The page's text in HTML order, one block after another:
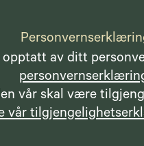
opptatt av ditt
vår skal være
vår